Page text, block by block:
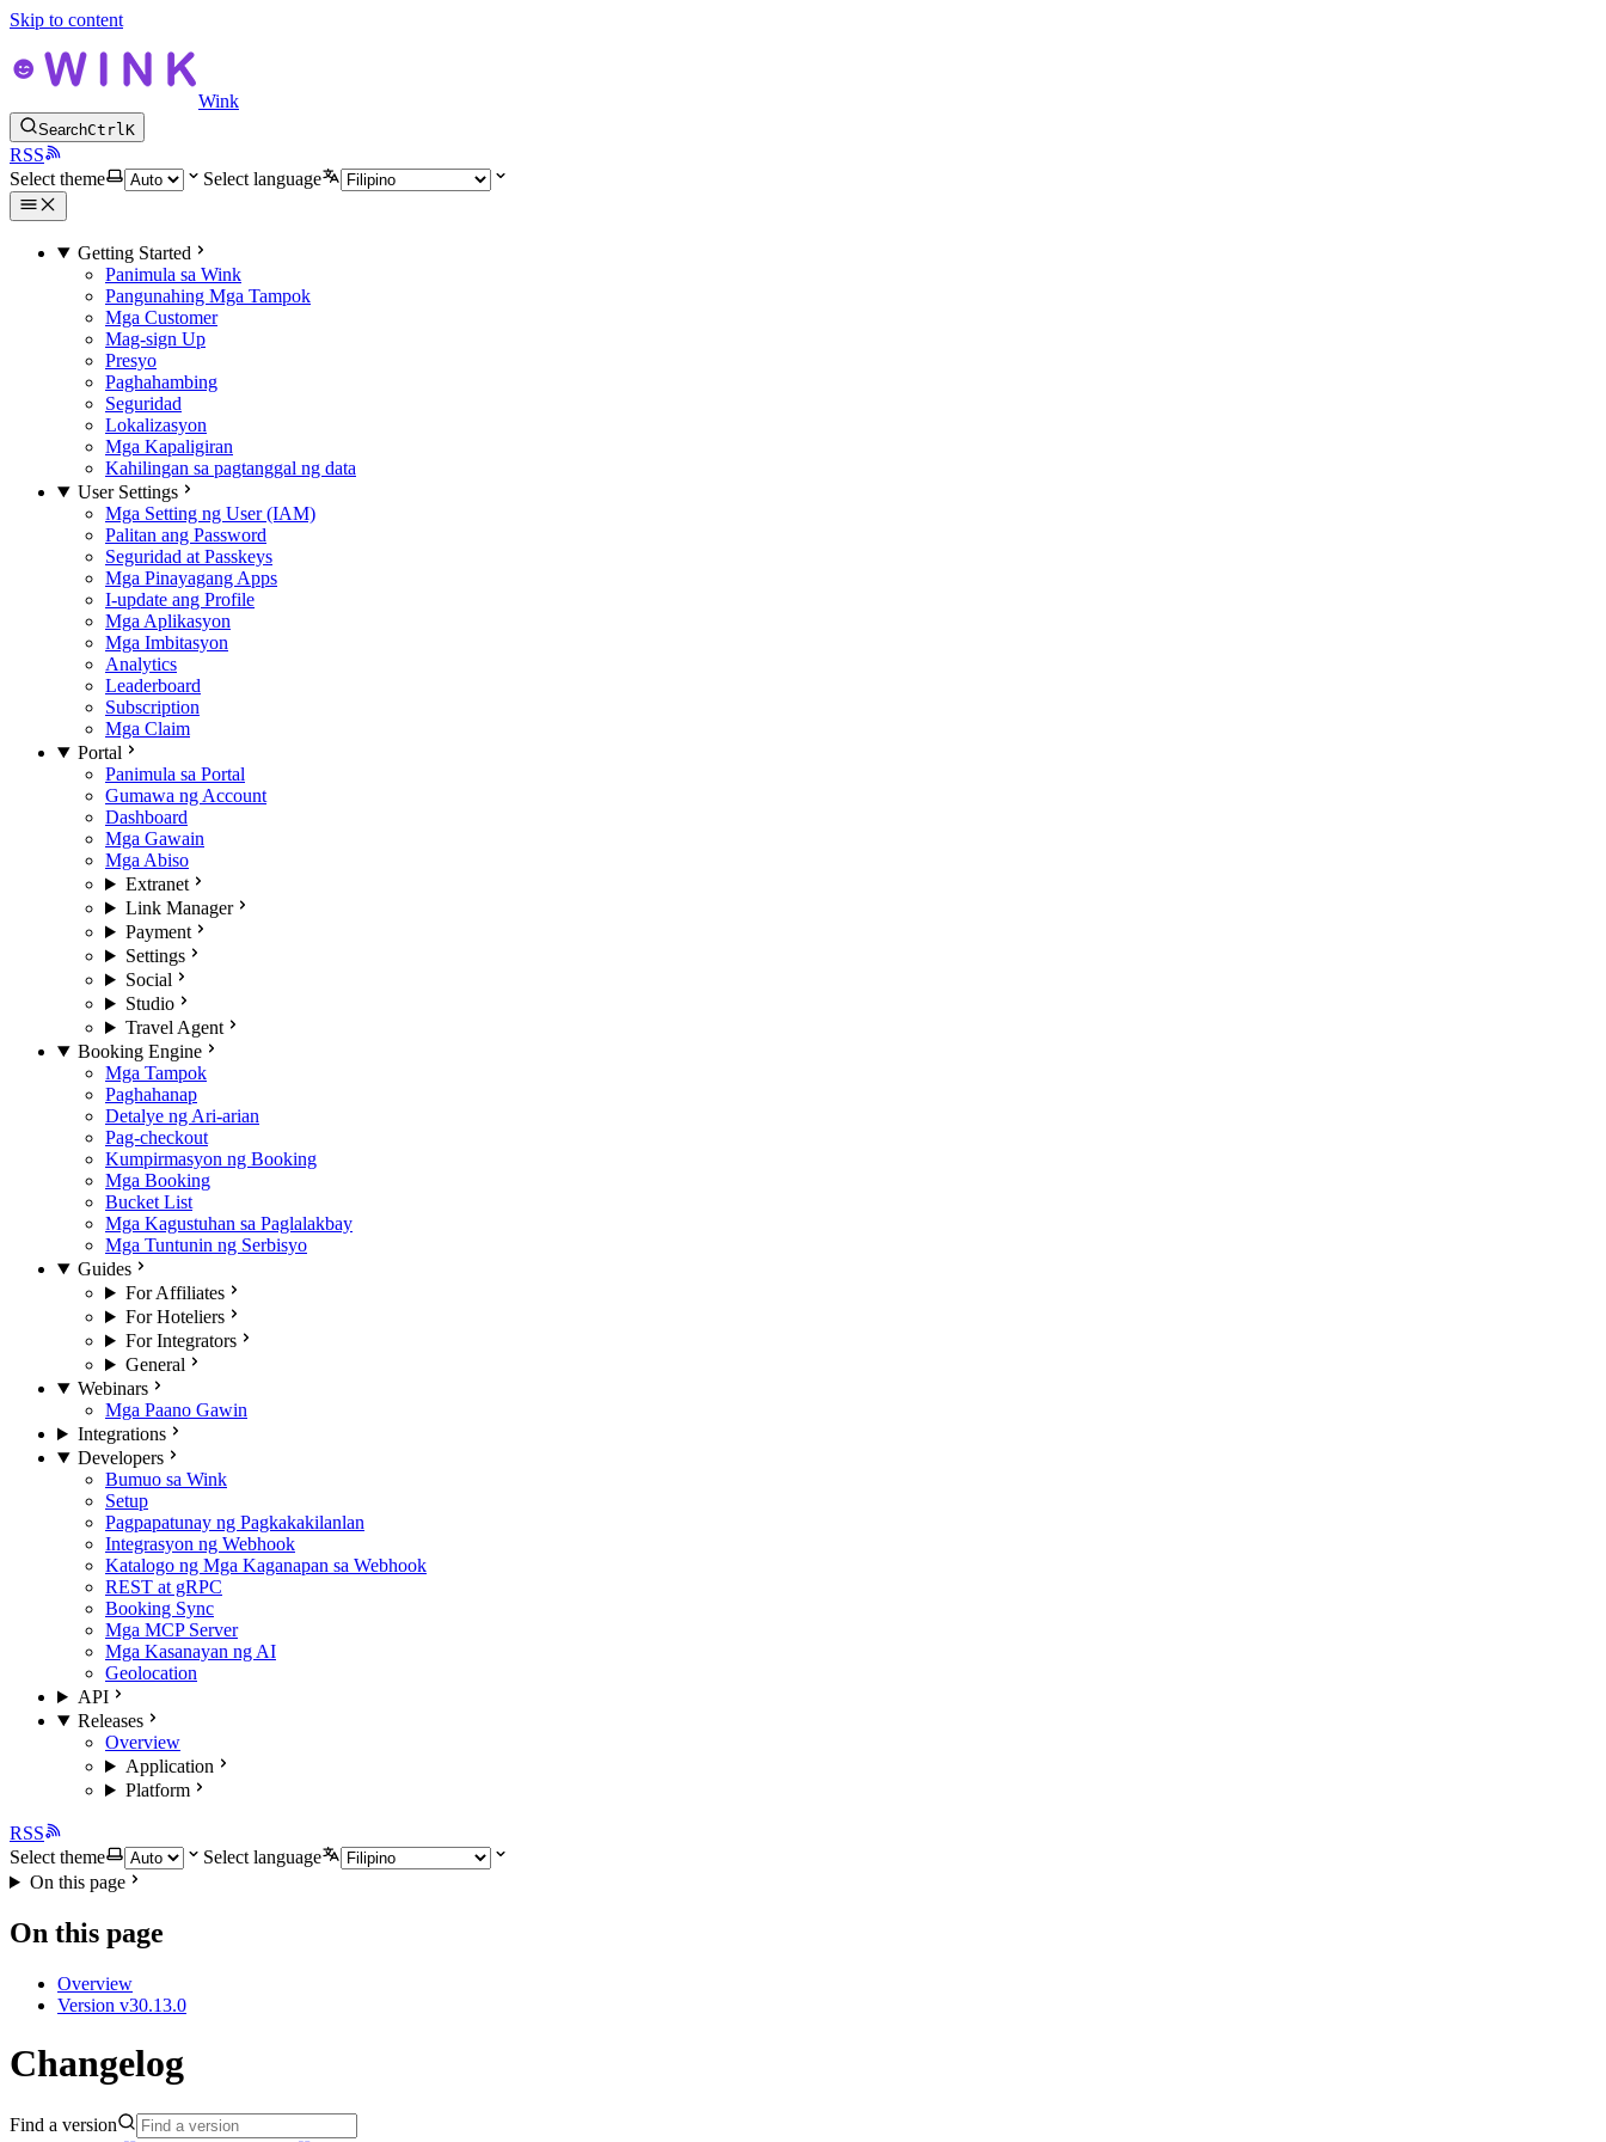
Skip to content
Wink
SearchCtrlK
RSS
Select theme
Select language
Getting Started
Panimula sa Wink
Pangunahing Mga Tampok
Mga Customer
Mag-sign Up
Presyo
Paghahambing
Seguridad
Lokalizasyon
Mga Kapaligiran
Kahilingan sa pagtanggal ng data
User Settings
Mga Setting ng User (IAM)
Palitan ang Password
Seguridad at Passkeys
Mga Pinayagang Apps
I-update ang Profile
Mga Aplikasyon
Mga Imbitasyon
Analytics
Leaderboard
Subscription
Mga Claim
Portal
Panimula sa Portal
Gumawa ng Account
Dashboard
Mga Gawain
Mga Abiso
Extranet
Link Manager
Payment
Settings
Social
Studio
Travel Agent
Booking Engine
Mga Tampok
Paghahanap
Detalye ng Ari-arian
Pag-checkout
Kumpirmasyon ng Booking
Mga Booking
Bucket List
Mga Kagustuhan sa Paglalakbay
Mga Tuntunin ng Serbisyo
Guides
For Affiliates
For Hoteliers
For Integrators
General
Webinars
Mga Paano Gawin
Integrations
Developers
Bumuo sa Wink
Setup
Pagpapatunay ng Pagkakakilanlan
Integrasyon ng Webhook
Katalogo ng Mga Kaganapan sa Webhook
REST at gRPC
Booking Sync
Mga MCP Server
Mga Kasanayan ng AI
Geolocation
API
Releases
Overview
Application
Platform
RSS
Select theme
Select language
On this page
On this page
Overview
Version v30.13.0
Changelog
Find a version